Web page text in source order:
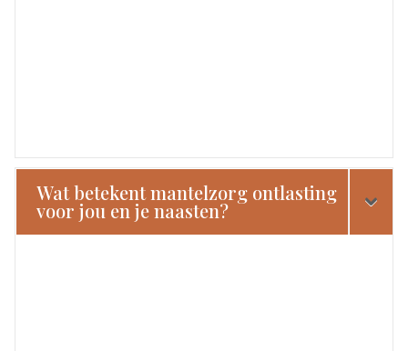
Wat betekent mantelzorg ontlasting
voor jou en je naasten?